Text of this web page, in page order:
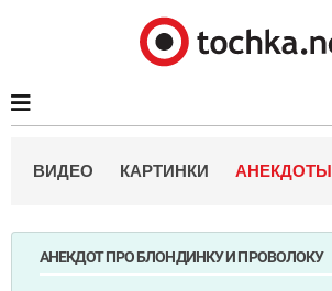
ВИДЕО КАРТИНКИ АНЕКДОТЫ
АНЕКДОТ ПРО БЛОНДИНКУ И ПРОВОЛОКУ